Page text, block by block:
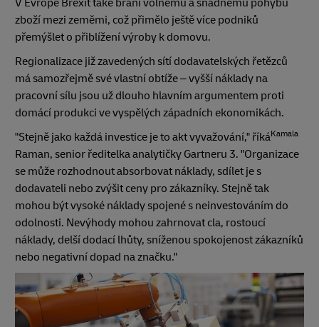
zboží mezi zeměmi, což přimělo ještě více podniků
přemýšlet o přiblížení výroby k domovu.
Regionalizace již zavedených sítí dodavatelských řetězců
má samozřejmě své vlastní obtíže – vyšší náklady na
pracovní sílu jsou už dlouho hlavním argumentem proti
domácí produkci ve vyspělých západních ekonomikách.
"Stejně jako každá investice je to akt vyvažování," říkáKamala
Raman, senior ředitelka analytičky Gartneru 3. "Organizace
se může rozhodnout absorbovat náklady, sdílet je s
dodavateli nebo zvýšit ceny pro zákazníky. Stejně tak
mohou být vysoké náklady spojené s neinvestováním do
odolnosti. Nevýhody mohou zahrnovat cla, rostoucí
náklady, delší dodací lhůty, sníženou spokojenost zákazníků
nebo negativní dopad na značku."